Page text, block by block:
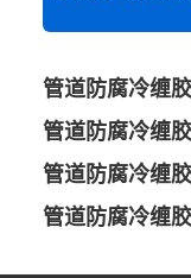
管道防腐冷缠
管道防腐冷缠
管道防腐冷缠
管道防腐冷缠